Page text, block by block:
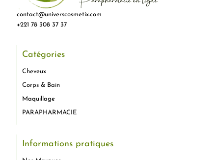
contact@universcosmetix.com
+221 78 308 37 37
Catégories
Cheveux
Corps & Bain
Maquillage
PARAPHARMACIE
Informations pratiques